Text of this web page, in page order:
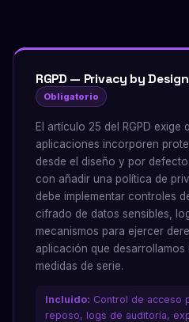
RGPD — Privacy by
Obligatorio
El artículo 25 del RGPD exige
aplicaciones incorporen
desde el diseño y por
con añadir una política de
debe implementar controles
cifrado de datos sensibles,
mecanismos para ejercer
aplicación que desarrollamos
medidas de serie.
Incluido: Control de acceso
reposo, logs de auditoría,